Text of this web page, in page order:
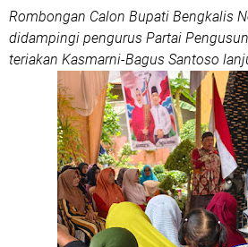
Rombongan Calon Bupati Bengkalis
didampingi pengurus Partai
teriakan Kasmarni-Bagus Santoso